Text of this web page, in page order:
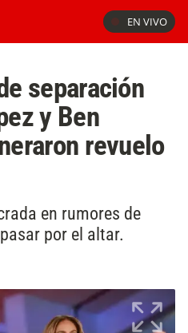
EN VIVO
separación
y Ben
revuelo
en rumores de
por el altar.